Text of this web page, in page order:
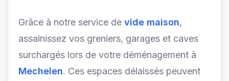
Grâce à notre service de vide maison,
assainissez vos greniers, garages et caves
surchargés lors de votre déménagement à
Mechelen. Ces espaces délaissés peuvent